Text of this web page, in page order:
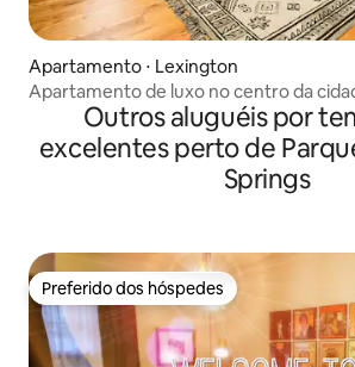
Apartamento ⋅ Lexington
Apartamento de luxo no centro da
banheirosOutros aluguéis por
excelentes perto de
Springs
Preferido dos hóspedes
Preferido dos hóspedes